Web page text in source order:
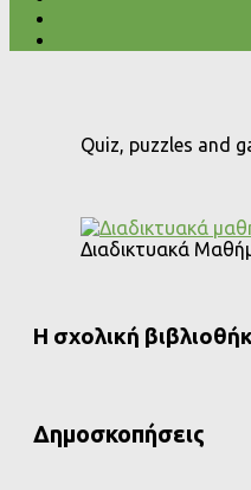
Quiz, puzzles and
Διαδικτυακά
Η σχολική
Δημοσκοπήσεις